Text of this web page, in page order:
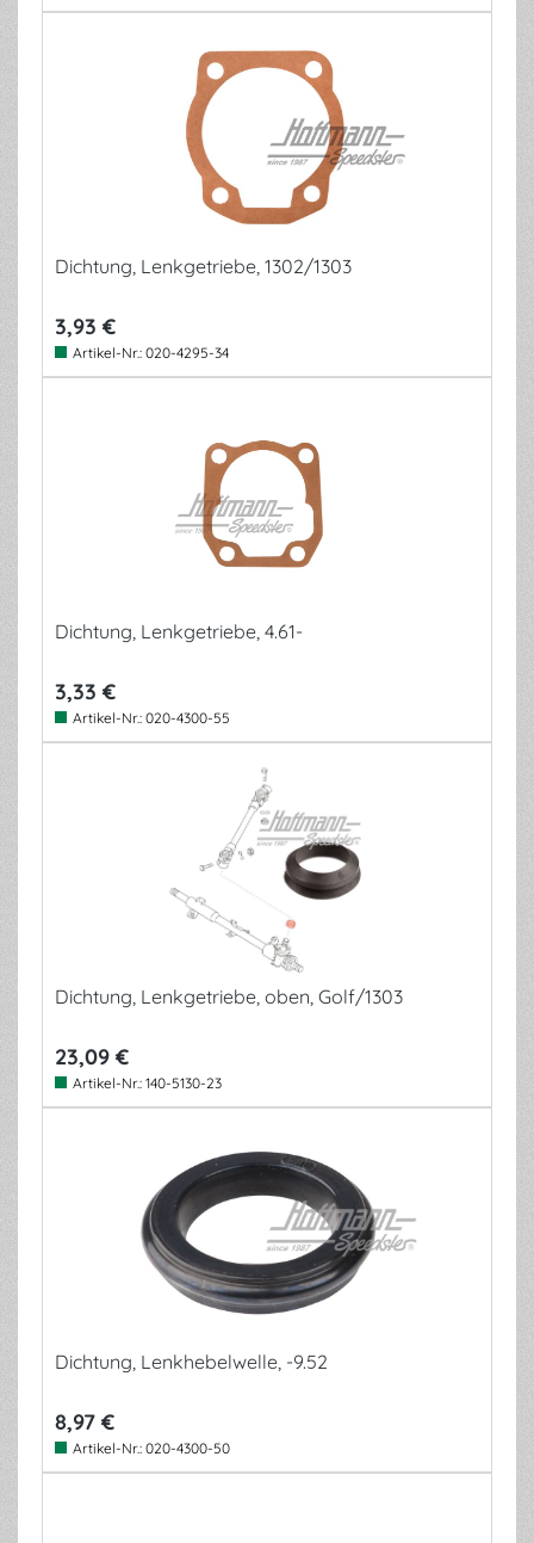
Dichtung, Lenkgetriebe, 1302/1303
3,93 €
Artikel-Nr.: 020-4295-34
Dichtung, Lenkgetriebe, 4.61-
3,33 €
Artikel-Nr.: 020-4300-55
Dichtung, Lenkgetriebe, oben, Golf/1303
23,09 €
Artikel-Nr.: 140-5130-23
Dichtung, Lenkhebelwelle, -9.52
8,97 €
Artikel-Nr.: 020-4300-50